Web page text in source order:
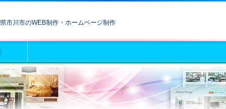
市川市のWEB制作・ホームページ制作